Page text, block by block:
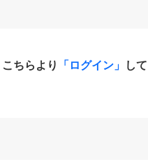
ちらより 「ログイン」 し